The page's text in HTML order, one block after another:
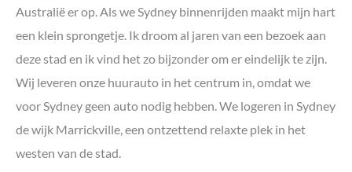
Australië er op. Als we Sydney binnenrijden maakt mijn hart
een klein sprongetje. Ik droom al jaren van een bezoek aan
deze stad en ik vind het zo bijzonder om er eindelijk te zijn.
Wij leveren onze huurauto in het centrum in, omdat we
voor Sydney geen auto nodig hebben. We logeren in Sydney
de wijk Marrickville, een ontzettend relaxte plek in het
westen van de stad.